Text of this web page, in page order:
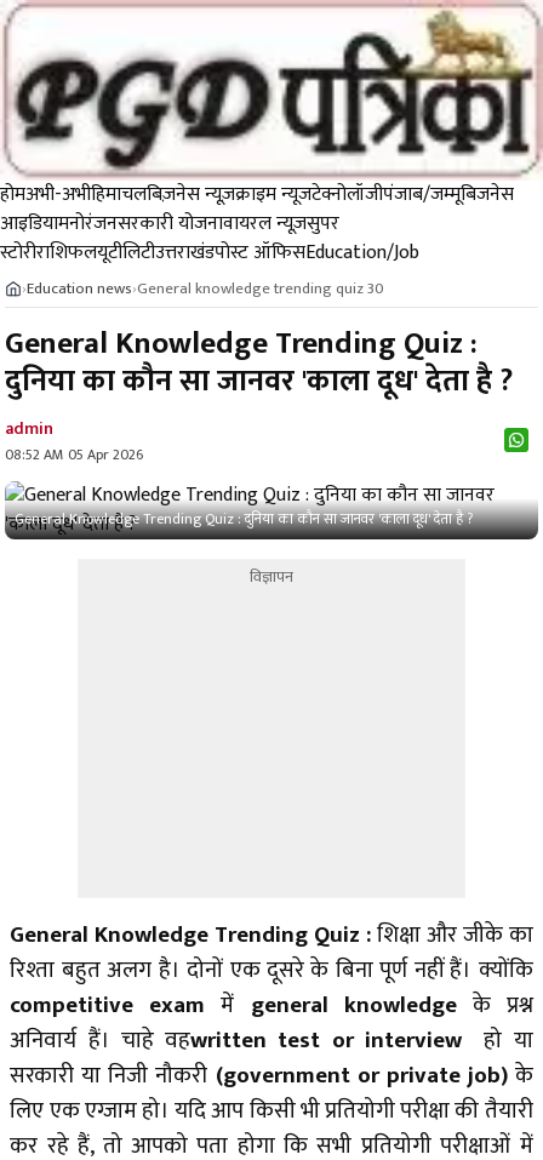
होमअभी-अभीहिमाचलबिज़नेस न्यूज़क्राइम न्यूजटेक्नोलॉजीपंजाब/जम्मूबिजनेस
आइडियामनोरंजनसरकारी योजनावायरल न्यूज़सुपर
स्टोरीराशिफलयूटीलिटीउत्तराखंडपोस्ट ऑफिसEducation/Job
›Education news›General knowledge trending quiz 30
General Knowledge Trending Quiz :
दुनिया का कौन सा जानवर 'काला दूध' देता है ?
admin
08:52 AM 05 Apr 2026
General Knowledge Trending Quiz : दुनिया का कौन सा जानवर 'काला दूध' देता है ?
विज्ञापन
General Knowledge Trending Quiz :शिक्षा और जीके का
रिश्ता बहुत अलग है। दोनों एक दूसरे के बिना पूर्ण नहीं हैं। क्योंकि
competitive exam में general knowledge के प्रश्न
अनिवार्य हैं। चाहे वहwritten test or interview हो या
सरकारी या निजी नौकरी (government or private job) के
लिए एक एग्जाम हो। यदि आप किसी भी प्रतियोगी परीक्षा की तैयारी
कर रहे हैं, तो आपको पता होगा कि सभी प्रतियोगी परीक्षाओं में